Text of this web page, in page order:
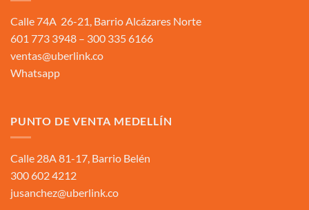
Calle 74A 26-21, Barrio Alcázares Norte
601 773 3948 – 300 335 6166
ventas@uberlink.co
Whatsapp
PUNTO DE VENTA MEDELLÍN
Calle 28A 81-17, Barrio Belén
300 602 4212
jusanchez@uberlink.co